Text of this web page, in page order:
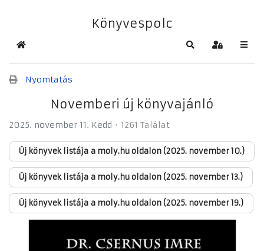
Könyvespolc
Kezdőlap Keresés
Nyomtatás
Novemberi új könyvajánló
2025. november 11. Kedd 1261 Találat
Új könyvek listája a moly.hu oldalon (2025. november 10.)
Új könyvek listája a moly.hu oldalon (2025. november 13.)
Új könyvek listája a moly.hu oldalon (2025. november 19.)